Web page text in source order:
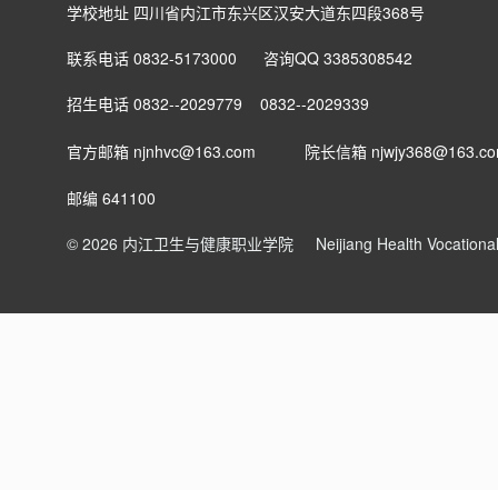
学校地址 四川省内江市东兴区汉安大道东四段368号
联系电话 0832-5173000 咨询QQ 3385308542
招生电话 0832--2029779 0832--2029339
官方邮箱 njnhvc@163.com 院长信箱
邮编 641100
© 2026 内江卫生与健康职业学院 Neijiang Health